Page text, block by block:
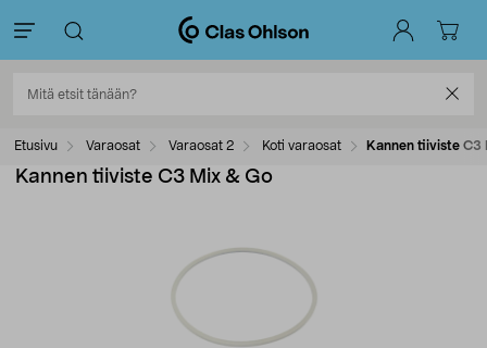
Etusivu Varaosat Varaosat 2 Koti varaosat Kannen tiiviste C3
Kannen tiiviste C3 Mix & Go